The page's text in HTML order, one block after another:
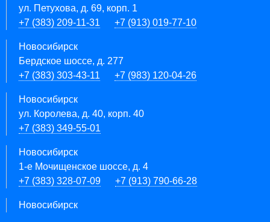
ул. Петухова, д. 69, корп. 1
+7 (383) 209-11-31
+7 (913) 019-77-10
Новосибирск
Бердское шоссе, д. 277
+7 (383) 303-43-11
+7 (983) 120-04-26
Новосибирск
ул. Королева, д. 40, корп. 40
+7 (383) 349-55-01
Новосибирск
1-е Мочищенское шоссе, д. 4
+7 (383) 328-07-09
+7 (913) 790-66-28
Новосибирск